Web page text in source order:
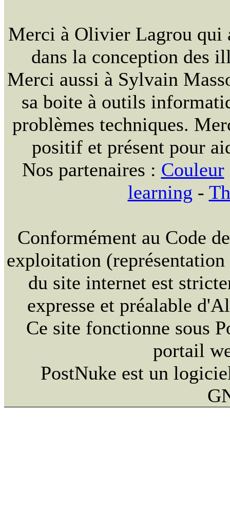
Merci à Olivier Lagrou qui
dans la conception des
Merci aussi à Sylvain
sa boite à outils
problèmes techniques.
positif et présent pour
Nos partenaires : Couleur
learning -
Conformément au Code
exploitation
du site internet est
expresse et préalable
Ce site fonctionne sous
portail
PostNuke est un